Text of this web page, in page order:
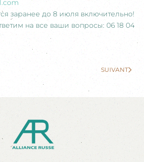
заранее до 8 июля включительно!
на все ваши вопросы: 06 18 04
SUIVANT